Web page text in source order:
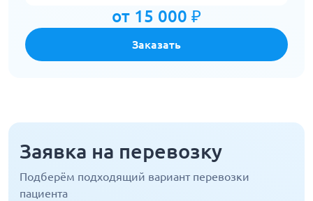
от 15 000 ₽
Заказать
Заявка на перевозку
Подберём подходящий вариант перевозки
пациента